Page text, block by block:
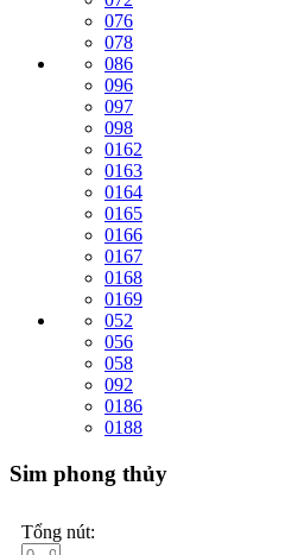
076
078
086
096
097
098
0162
0163
0164
0165
0166
0167
0168
0169
052
056
058
092
0186
0188
Sim phong thủy
Tổng nút: